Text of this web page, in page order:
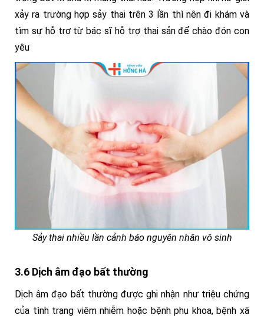
xảy ra trường hợp sảy thai trên 3 lần thì nên đi khám và
tìm sự hỗ trợ từ bác sĩ hỗ trợ thai sản để chào đón con
yêu
Sảy thai nhiều lần cảnh báo nguyên nhân vô sinh
3.6 Dịch âm đạo bất thường
Dịch âm đạo bất thường được ghi nhận như triệu chứng
của tình trạng viêm nhiễm hoặc bệnh phụ khoa, bệnh xã